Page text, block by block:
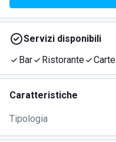
Servizi disponibili
Bar
Ristorante Carte
Caratteristiche
Tipologia